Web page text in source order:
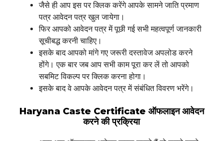
जैसे ही आप इस पर क्लिक करेंगे आपके सामने जाति प्रमाण
पत्र आवेदन पत्र खुल जायेगा।
फिर आपको आवेदन पत्र में पूछी गई सभी महत्वपूर्ण जानकारी
सूचीबद्ध करनी चाहिए।
इसके बाद आपको मांगे गए जरूरी दस्तावेज अपलोड करने
होंगे। एक बार जब आप सभी काम पूरा कर लें तो आपको
सबमिट विकल्प पर क्लिक करना होगा।
इसके बाद वे आपके आवेदन पत्र में संबंधित विवरण भरेंगे।
Haryana Caste Certificate ऑफलाइन आवेदन
करने की प्रक्रिया